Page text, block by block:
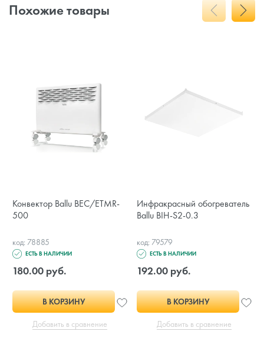
Похожие товары
Конвектор Ballu BEC/ETMR-
500
код: 78885
ЕСТЬ В НАЛИЧИИ
180.00 руб.
В КОРЗИНУ
Добавить в сравнение
Инфракрасный обогреватель
Ballu BIH-S2-0.3
код: 79579
ЕСТЬ В НАЛИЧИИ
192.00 руб.
В КОРЗИНУ
Добавить в сравнение